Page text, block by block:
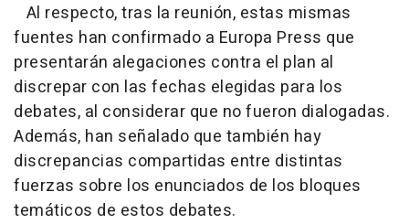
Al respecto, tras la reunión, estas mismas
fuentes han confirmado a Europa Press que
presentarán alegaciones contra el plan al
discrepar con las fechas elegidas para los
debates, al considerar que no fueron dialogadas.
Además, han señalado que también hay
discrepancias compartidas entre distintas
fuerzas sobre los enunciados de los bloques
temáticos de estos debates.